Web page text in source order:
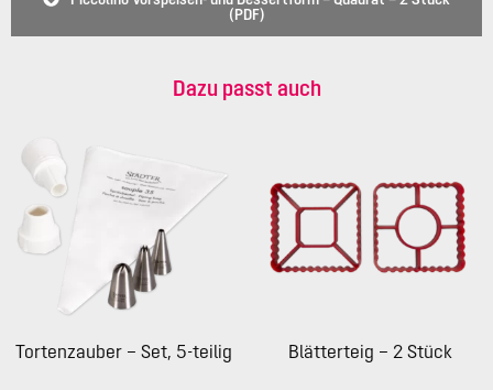
(PDF)
Dazu passt auch
Tortenzauber – Set, 5-teilig Blätterteig – 2 Stück